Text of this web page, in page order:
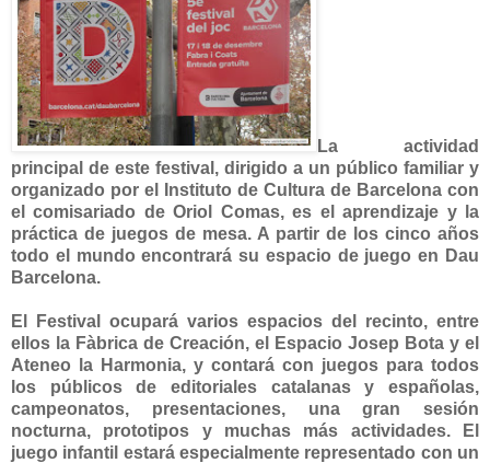
La actividad
principal de este festival, dirigido a un público familiar y
organizado por el Instituto de Cultura de Barcelona con
el comisariado de Oriol Comas, es el aprendizaje y la
práctica de juegos de mesa. A partir de los cinco años
todo el mundo encontrará su espacio de juego en Dau
Barcelona.
El Festival ocupará varios espacios del recinto, entre
ellos la Fàbrica de Creación, el Espacio Josep Bota y el
Ateneo la Harmonia, y contará con juegos para todos
los públicos de editoriales catalanas y españolas,
campeonatos, presentaciones, una gran sesión
nocturna, prototipos y muchas más actividades. El
juego infantil estará especialmente representado con un